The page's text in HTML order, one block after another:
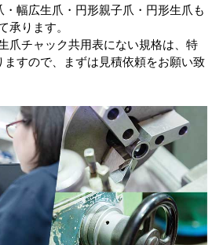
幅広生爪・円形親子爪・円形生爪も
承ります。
爪チャック共用表にない規格は、特
すので、まずは見積依頼をお願い致